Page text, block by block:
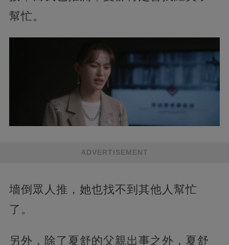
幫忙。
ADVERTISEMENT
墻倒眾人推，她也找不到其他人幫忙
了。
另外，除了夏舒的父親出事之外，夏舒